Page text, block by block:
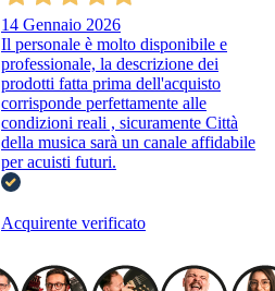
14 Gennaio 2026
Il personale è molto disponibile e
professionale, la descrizione dei
prodotti fatta prima dell'acquisto
corrisponde perfettamente alle
condizioni reali , sicuramente Città
della musica sarà un canale affidabile
per acuisti futuri.
Acquirente verificato